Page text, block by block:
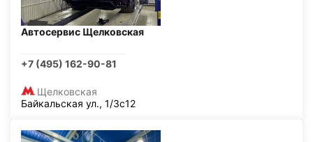
Автосервис Щелковская
+7 (495) 162-90-81
Щелковская
Байкальская ул., 1/3с12